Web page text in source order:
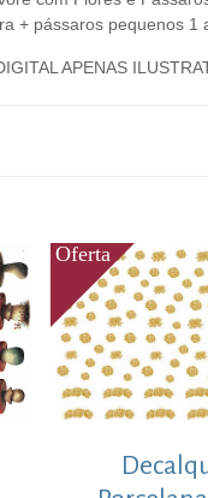
+ pássaros pequenos 1
APENAS